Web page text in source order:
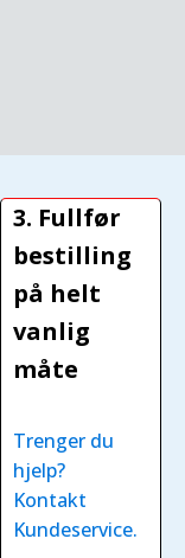
3. Fullfør
bestilling
på helt
vanlig
måte
Trenger du
hjelp?
Kontakt
Kundeservice.